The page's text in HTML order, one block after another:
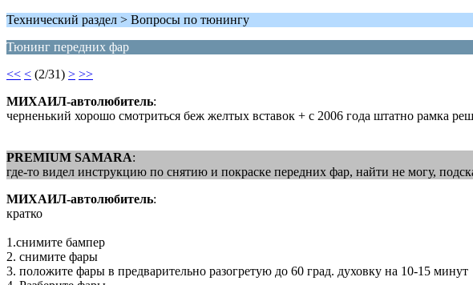
Технический раздел > Вопросы по тюнингу
Тюнинг передних фар
<< < (2/31) > >>
МИХАИЛ-автолюбитель:
черненький хорошо смотриться беж желтых вставок + с 2006 года штатно рамка
PREMIUM SAMARA:
где-то видел инструкцию по снятию и покраске передних фар, найти не могу,
МИХАИЛ-автолюбитель:
кратко
1.снимите бампер
2. снимите фары
3. положите фары в предварительно разогретую до 60 град. духовку на 10-15 минут